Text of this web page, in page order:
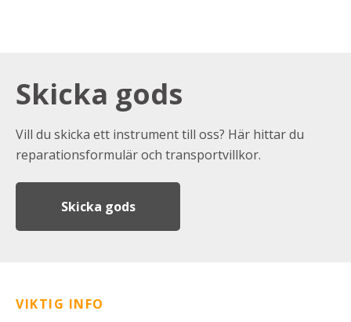
Skicka gods
Vill du skicka ett instrument till oss? Här hittar du
reparationsformulär och transportvillkor.
Skicka gods
VIKTIG INFO